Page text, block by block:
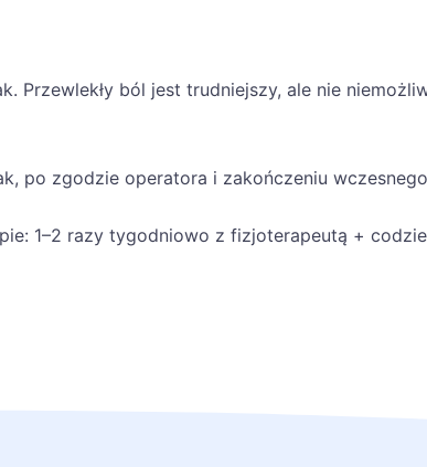
Przewlekły ból jest trudniejszy, ale nie
po zgodzie operatora i zakończeniu
1–2 razy tygodniowo z fizjoterapeutą +